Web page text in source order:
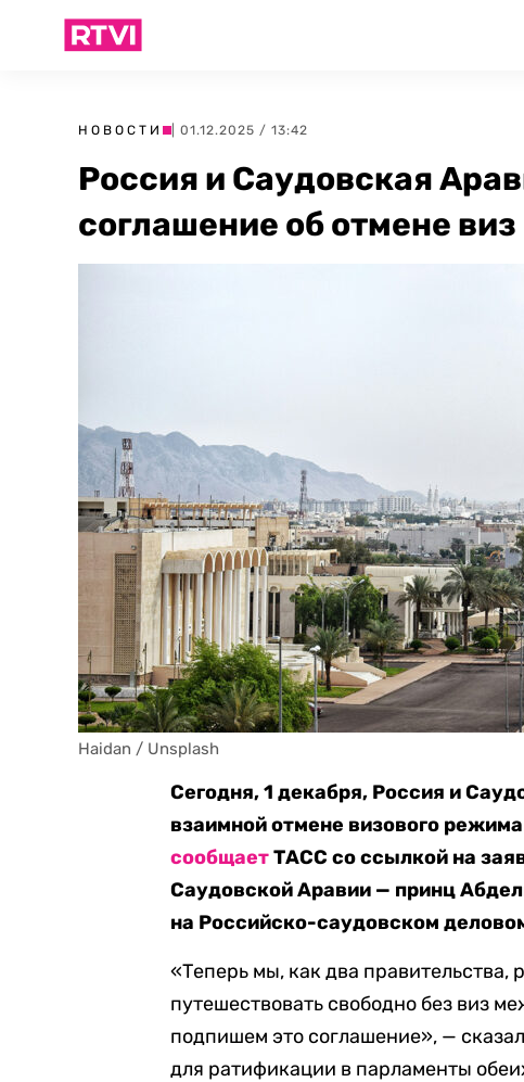
НОВОСТИ | 01.12.2025 / 13:42
Россия и Саудовская
соглашение об отмене виз
Haidan / Unsplash
Сегодня, 1 декабря, Россия и
взаимной отмене визового
сообщаетТАСС со ссылкой на
Саудовской Аравии — принц
на Российско-саудовском
«Теперь мы, как два
путешествовать свободно без виз
подпишем это соглашение», —
для ратификации в парламенты